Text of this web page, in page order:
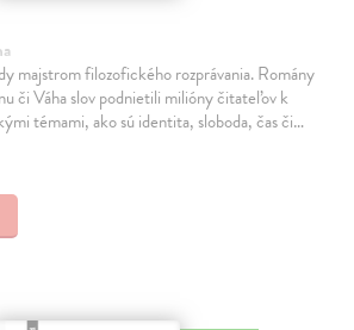
majstrom filozofického rozprávania. Romány
či Váha slov podnietili milióny čitateľov k
témami, ako sú identita, sloboda, čas či…